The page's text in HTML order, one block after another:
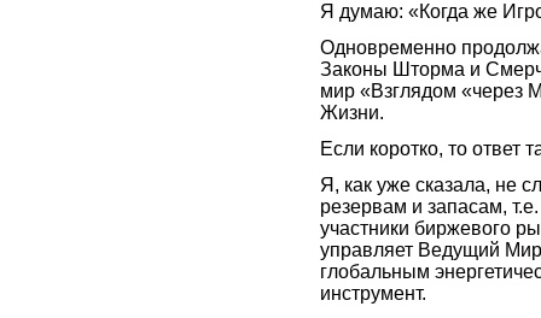
Я думаю: «Когда же
Одновременно
Законы Шторма и
мир «Взглядом «через
Жизни.
Если коротко, то ответ
Я, как уже сказала, не
резервам и запасам,
участники биржевого
управляет Ведущий
глобальным
инструмент.